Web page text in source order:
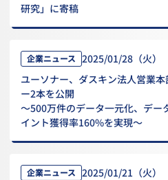
研究」に寄稿
企業ニュース 2025/01/28（火）
ユーソナー、ダスキン法人営業
ー2本を公開
～500万件のデータ一元化、デー
イント獲得率160%を実現～
企業ニュース 2025/01/21（火）